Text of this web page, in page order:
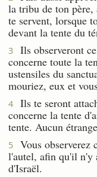
la tribu de ton
te servent, lorsque
devant la tente du
3
Ils observeront
concerne toute la
ustensiles du
mouriez, eux et
4
Ils te seront
concerne la tente
tente. Aucun
5
Vous observerez
l'autel, afin qu'il n'y
d'Israël.